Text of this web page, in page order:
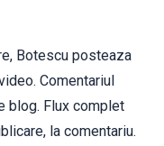
Botescu posteaza
Comentariul
blog. Flux complet
la comentariu.